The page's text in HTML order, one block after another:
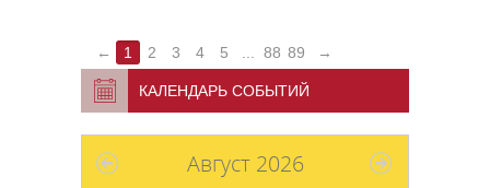
← 1 2 3 4 5 88 89 →
КАЛЕНДАРЬ СОБЫТИЙ
Август 2026